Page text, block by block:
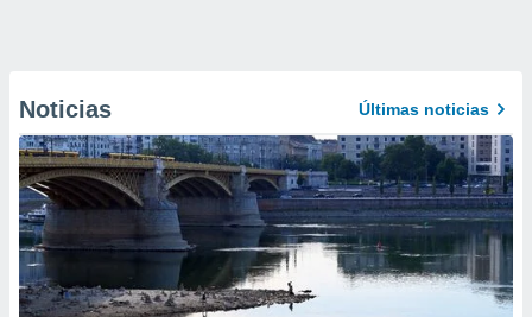
Noticias Últimas noticias